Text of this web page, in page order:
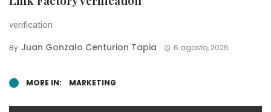
verification
By Juan Gonzalo Centurion Tapia 6 agosto, 2026
MORE IN: MARKETING